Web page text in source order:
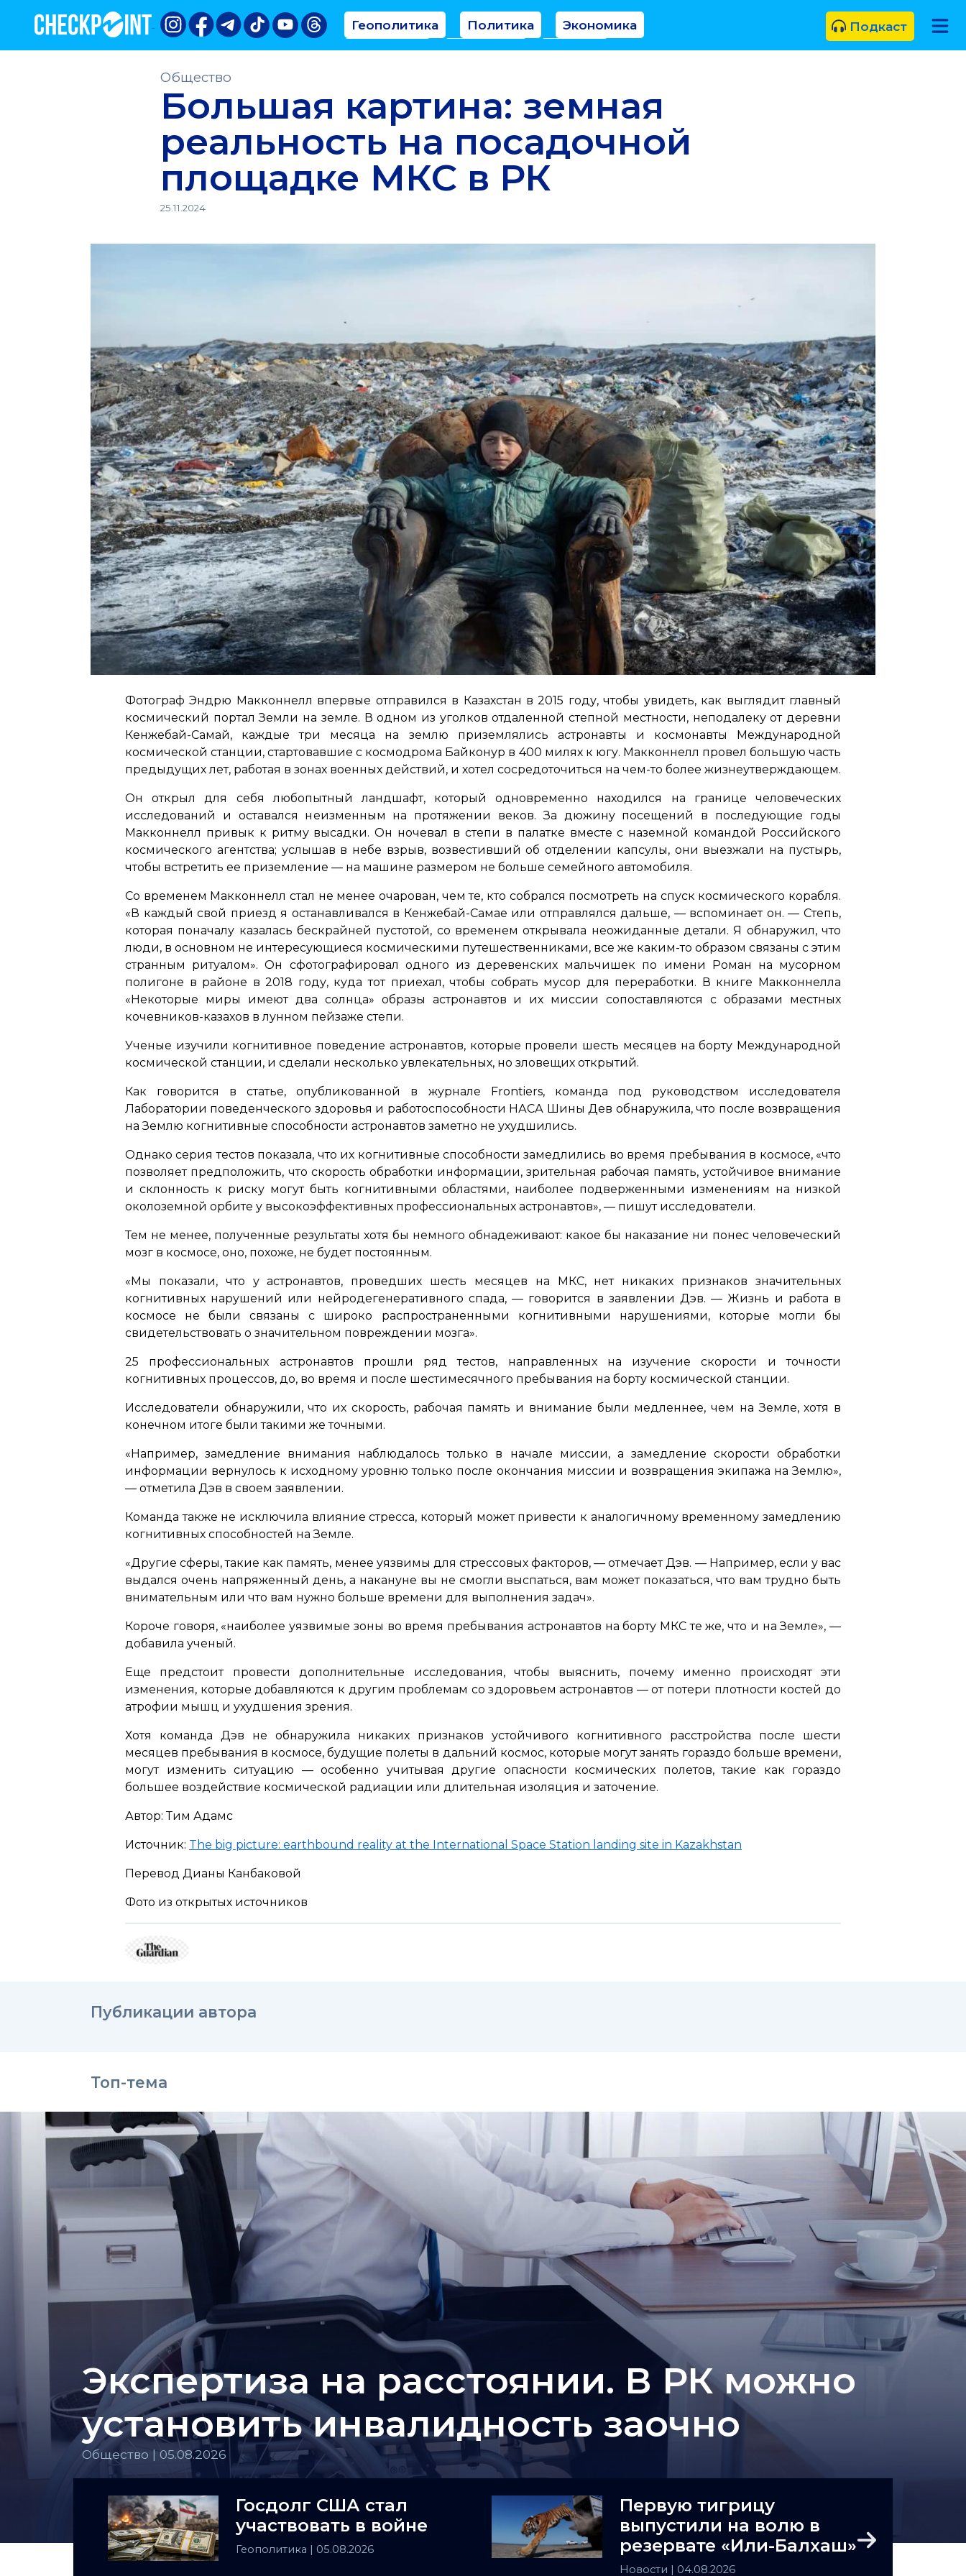
Геополитика Политика
Экономика
Аналитика
Интервью Мнение
Подкаст
Общество
Большая картина: земная
реальность на посадочной
площадке МКС в РК
25.11.2024
Фотограф Эндрю Макконнелл впервые отправился в Казахстан в 2015 году, чтобы увидеть, как выглядит главный
космический портал Земли на земле. В одном из уголков отдаленной степной местности, неподалеку от деревни
Кенжебай-Самай, каждые три месяца на землю приземлялись астронавты и космонавты Международной
космической станции, стартовавшие с космодрома Байконур в 400 милях к югу. Макконнелл провел большую часть
предыдущих лет, работая в зонах военных действий, и хотел сосредоточиться на чем-то более жизнеутверждающем.
Он открыл для себя любопытный ландшафт, который одновременно находился на границе человеческих
исследований и оставался неизменным на протяжении веков. За дюжину посещений в последующие годы
Макконнелл привык к ритму высадки. Он ночевал в степи в палатке вместе с наземной командой Российского
космического агентства; услышав в небе взрыв, возвестивший об отделении капсулы, они выезжали на пустырь,
чтобы встретить ее приземление — на машине размером не больше семейного автомобиля.
Со временем Макконнелл стал не менее очарован, чем те, кто собрался посмотреть на спуск космического корабля.
«В каждый свой приезд я останавливался в Кенжебай-Самае или отправлялся дальше, — вспоминает он. —Степь,
которая поначалу казалась бескрайней пустотой, со временем открывала неожиданные детали. Я обнаружил, что
люди, в основном не интересующиеся космическими путешественниками, все же каким-то образом связаны с этим
странным ритуалом». Он сфотографировал одного из деревенских мальчишек по имени Роман на мусорном
полигоне в районе в 2018 году, куда тот приехал, чтобы собрать мусор для переработки. В книге Макконнелла
«Некоторые миры имеют два солнца» образы астронавтов и их миссии сопоставляются с образами местных
кочевников-казахов в лунном пейзаже степи.
Ученые изучили когнитивное поведение астронавтов, которые провели шесть месяцев на борту Международной
космической станции, и сделали несколько увлекательных, но зловещих открытий.
Как говорится в статье, опубликованной в журнале Frontiers, команда под руководством исследователя
Лаборатории поведенческого здоровья и работоспособности НАСА Шины Дев обнаружила, что после возвращения
на Землю когнитивные способности астронавтов заметно не ухудшились.
Однако серия тестов показала, что их когнитивные способности замедлились во время пребывания в космосе, «что
позволяет предположить, что скорость обработки информации, зрительная рабочая память, устойчивое внимание
и склонность к риску могут быть когнитивными областями, наиболее подверженными изменениям на низкой
околоземной орбите у высокоэффективных профессиональных астронавтов», — пишут исследователи.
Тем не менее, полученные результаты хотя бы немного обнадеживают: какое бы наказание ни понес человеческий
мозг в космосе, оно, похоже, не будет постоянным.
«Мы показали, что у астронавтов, проведших шесть месяцев на МКС, нет никаких признаков значительных
когнитивных нарушений или нейродегенеративного спада, — говорится в заявлении Дэв. — Жизнь и работа в
космосе не были связаны с широко распространенными когнитивными нарушениями, которые могли бы
свидетельствовать о значительном повреждении мозга».
25 профессиональных астронавтов прошли ряд тестов, направленных на изучение скорости и точности
когнитивных процессов, до, во время и после шестимесячного пребывания на борту космической станции.
Исследователи обнаружили, что их скорость, рабочая память и внимание были медленнее, чем на Земле, хотя в
конечном итоге были такими же точными.
«Например, замедление внимания наблюдалось только в начале миссии, а замедление скорости обработки
информации вернулось к исходному уровню только после окончания миссии и возвращения экипажа на Землю»,
— отметила Дэв в своем заявлении.
Команда также не исключила влияние стресса, который может привести к аналогичному временному замедлению
когнитивных способностей на Земле.
«Другие сферы, такие как память, менее уязвимы для стрессовых факторов, — отмечает Дэв. — Например, если у вас
выдался очень напряженный день, а накануне вы не смогли выспаться, вам может показаться, что вам трудно быть
внимательным или что вам нужно больше времени для выполнения задач».
Короче говоря, «наиболее уязвимые зоны во время пребывания астронавтов на борту МКС те же, что и на Земле», —
добавила ученый.
Еще предстоит провести дополнительные исследования, чтобы выяснить, почему именно происходят эти
изменения, которые добавляются к другим проблемам со здоровьем астронавтов — от потери плотности костей до
атрофии мышц и ухудшения зрения.
Хотя команда Дэв не обнаружила никаких признаков устойчивого когнитивного расстройства после шести
месяцев пребывания в космосе, будущие полеты в дальний космос, которые могут занять гораздо больше времени,
могут изменить ситуацию — особенно учитывая другие опасности космических полетов, такие как гораздо
большее воздействие космической радиации или длительная изоляция и заточение.
Автор: Тим Адамс
Источник: The big picture: earthbound reality at the International Space Station landing site in Kazakhstan
Перевод Дианы Канбаковой
Фото из открытых источников
Публикации автора
Топ-тема
Экспертиза на расстоянии. В РК можно
установить инвалидность заочно
Общество | 05.08.2026
Госдолг США стал
участвовать в войне
Геополитика | 05.08.2026
Первую тигрицу
выпустили на волю в
резервате «Или-Балхаш»
Новости | 04.08.2026
Next